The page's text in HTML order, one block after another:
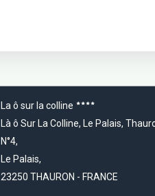
La ô sur la colline
Là ô Sur La Colline, Le Palais,
N°4,
Le Palais,
23250 THAURON - FRANCE